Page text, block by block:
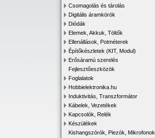
Csomagolás és tárolás
Digitális áramkörök
Diódák
Elemek, Akkuk, Töltők
Ellenállások, Potméterek
Építőkészletek (KIT, Modul)
Erősáramú szerelés
Fejlesztőeszközök
Foglalatok
Hobbielektronika.hu
Induktivitás, Transzformátor
Kábelek, Vezetékek
Kapcsolók, Relék
Készülékek
Kishangszórók, Piezók, Mikrofonok